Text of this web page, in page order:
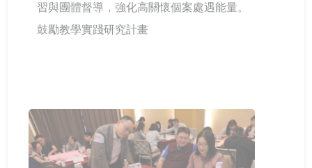
習與團體督導，強化高關懷個案處遇能量。
鼓勵教學實踐研究計畫